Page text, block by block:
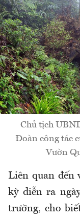
Chủ tịch
Đoàn công tác
Vườn
Liên quan đến
kỳ diễn ra
trường, cho